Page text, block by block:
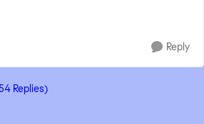
Reply
Replies)